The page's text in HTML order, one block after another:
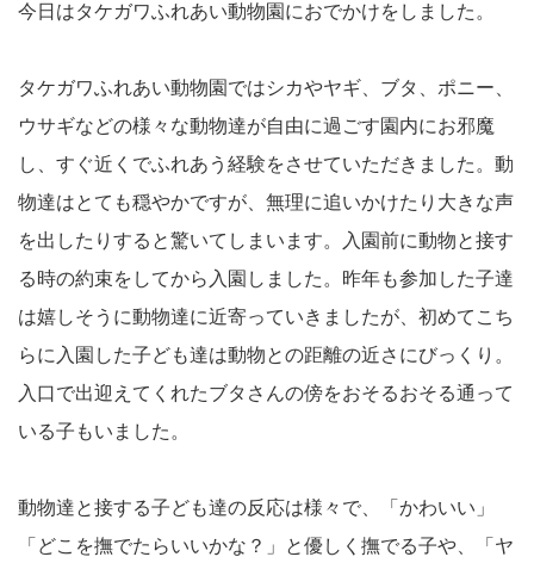
今日はタケガワふれあい動物園におでかけをしました。
タケガワふれあい動物園ではシカやヤギ、ブタ、ポニー、
ウサギなどの様々な動物達が自由に過ごす園内にお邪魔
し、すぐ近くでふれあう経験をさせていただきました。動
物達はとても穏やかですが、無理に追いかけたり大きな声
を出したりすると驚いてしまいます。入園前に動物と接す
る時の約束をしてから入園しました。昨年も参加した子達
は嬉しそうに動物達に近寄っていきましたが、初めてこち
らに入園した子ども達は動物との距離の近さにびっくり。
入口で出迎えてくれたブタさんの傍をおそるおそる通って
いる子もいました。
動物達と接する子ども達の反応は様々で、「かわいい」
「どこを撫でたらいいかな？」と優しく撫でる子や、「ヤ